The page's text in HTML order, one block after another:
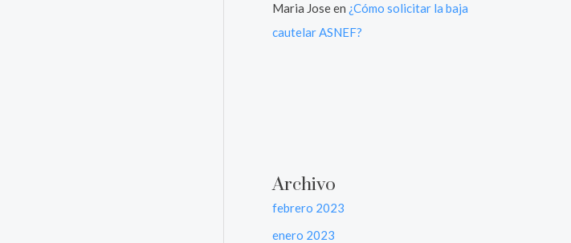
Maria Joseen ¿Cómo solicitar la baja
cautelar ASNEF?
Archivo
febrero 2023
enero 2023